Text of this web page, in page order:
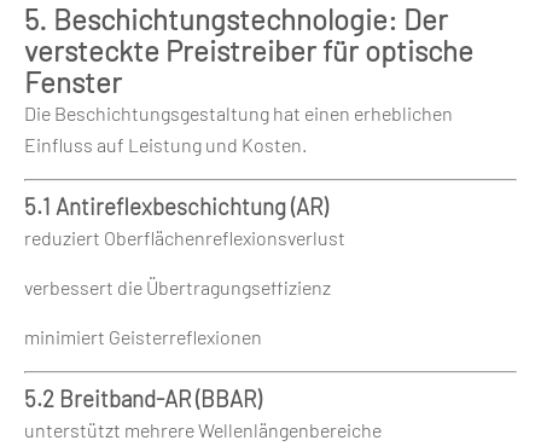
5. Beschichtungstechnologie: Der
versteckte Preistreiber für optische
Fenster
Die Beschichtungsgestaltung hat einen erheblichen
Einfluss auf Leistung und Kosten.
5.1 Antireflexbeschichtung (AR)
reduziert Oberflächenreflexionsverlust
verbessert die Übertragungseffizienz
minimiert Geisterreflexionen
5.2 Breitband-AR (BBAR)
unterstützt mehrere Wellenlängenbereiche